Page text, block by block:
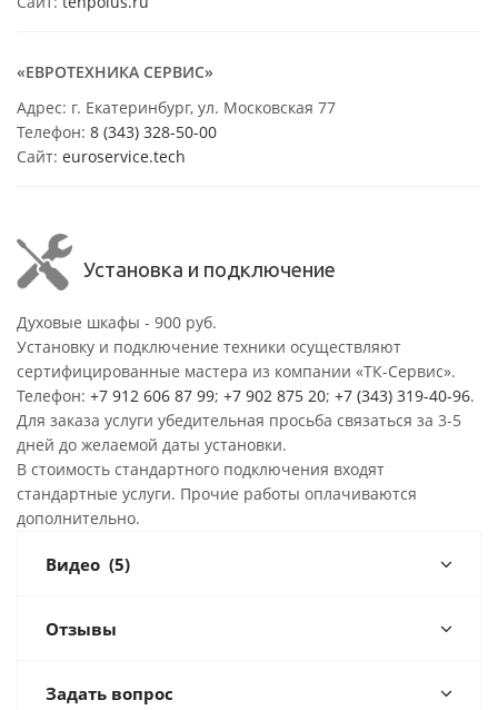
«ЕВРОТЕХНИКА СЕРВИС»
Адрес: г. Екатеринбург, ул. Московская 77
Телефон: 8 (343) 328-50-00
Сайт: euroservice.tech
Установка и подключение
Духовые шкафы - 900 руб.
Установку и подключение техники осуществляют
сертифицированные мастера из компании «ТК-Сервис».
Телефон: +7 912 606 87 99; +7 902 875 20; +7 (343) 319-40-96.
Для заказа услуги убедительная просьба связаться за 3-5
дней до желаемой даты установки.
В стоимость стандартного подключения входят
стандартные услуги. Прочие работы оплачиваются
дополнительно.
Видео (5)
Отзывы
Задать вопрос